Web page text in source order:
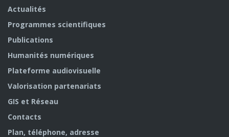
Actualités
Programmes scientifiques
Publications
Humanités numériques
Plateforme audiovisuelle
Valorisation partenariats
GIS et Réseau
Contacts
Plan, téléphone, adresse